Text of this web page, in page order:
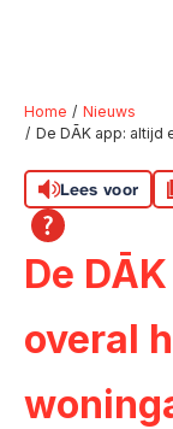
Naar hoofdinhoud
Naar
Naar zoeken
Home
Nieuws
De DĀK app: altijd
Lees voor
De
overal